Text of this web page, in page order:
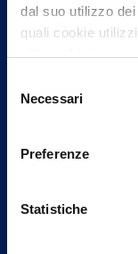
dal suo utilizzo
quali cookie
più su chi siamo,
può trovare nel
delNecessari
Preferenze
Statistiche
Contattaci